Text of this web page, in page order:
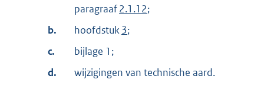
paragraaf2.1.12;
b.
hoofdstuk3;
c.
bijlage 1;
d.
wijzigingen van technische aard.